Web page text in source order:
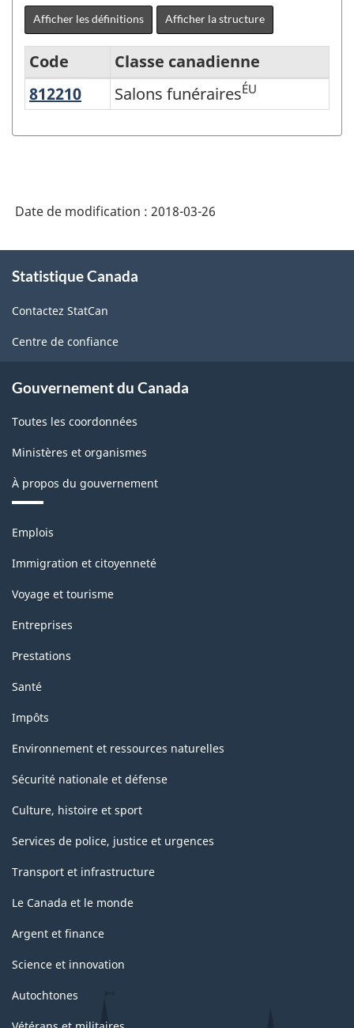
Afficher les définitions Afficher la structure
Système
industries
l'Amérique
du
Nord
(SCIAN)
-
la
classification
Code
Classe canadienne
812210 Salons funéraires
Salons funérairesÉU
Date de modification : 2018-03-26
propos
ce
site
Statistique Canada
Contactez StatCan
Centre de confiance
Gouvernement du Canada
Toutes les coordonnées
Ministères et organismes
À propos du gouvernement
Thèmes
sujets
Emplois
Immigration et citoyenneté
Voyage et tourisme
Entreprises
Prestations
Santé
Impôts
Environnement et ressources naturelles
Sécurité nationale et défense
Culture, histoire et sport
Services de police, justice et urgences
Transport et infrastructure
Le Canada et le monde
Argent et finance
Science et innovation
Autochtones